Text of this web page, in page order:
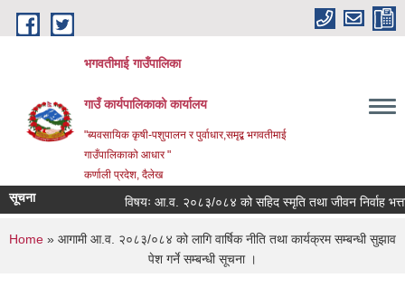
Skip to main content
भगवतीमाई गाउँपालिका
गाउँ कार्यपालिकाको कार्यालय
"ब्यवसायिक कृषी-पशुपालन र पुर्वाधार,समृद्ब भगवतीमाई
गाउँपालिकाको आधार "
कर्णाली प्रदेश, दैलेख
सूचना विषयः आ.व. २०८३/०८४ को सहिद स्मृति तथा जीवन निर्वाह भत्ता
You are here
Home » आगामी आ.व. २०८३/०८४ को लागि वार्षिक नीति तथा कार्यक्रम सम्बन्धी सुझाव
पेश गर्ने सम्बन्धी सूचना ।